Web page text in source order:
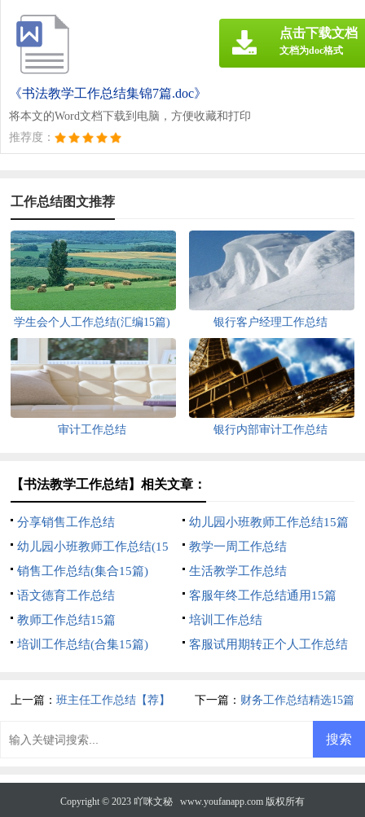
《书法教学工作总结集锦7篇.doc》
将本文的Word文档下载到电脑，方便收藏和打印
推荐度：
点击下载文档
文档为doc格式
工作总结图文推荐
学生会个人工作总结(汇编15篇) 银行客户经理工作总结
审计工作总结 银行内部审计工作总结
【书法教学工作总结】相关文章：
分享销售工作总结
幼儿园小班教师工作总结15篇
幼儿园小班教师工作总结(15
篇)
教学一周工作总结
销售工作总结(集合15篇)
生活教学工作总结
语文德育工作总结
客服年终工作总结通用15篇
教师工作总结15篇
培训工作总结
培训工作总结(合集15篇)
客服试用期转正个人工作总结
上一篇：班主任工作总结【荐】 下一篇： 财务工作总结精选15篇
Copyright © 2023 吖咪文秘 www.youfanapp.com 版权所有